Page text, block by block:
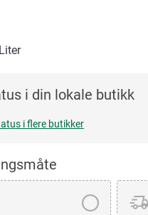
i din lokale butikk
i flere butikker